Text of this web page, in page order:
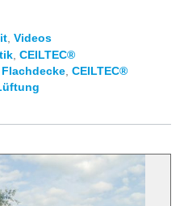
, Videos
, CEILTEC®
Flachdecke CEILTEC®